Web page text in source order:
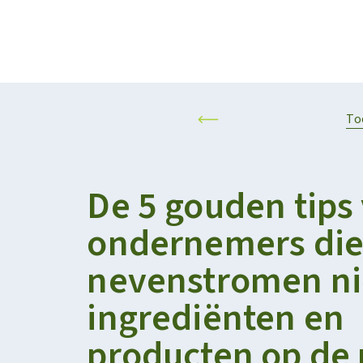
De 5 gouden tips
ondernemers
nevenstromen
ingrediënten en